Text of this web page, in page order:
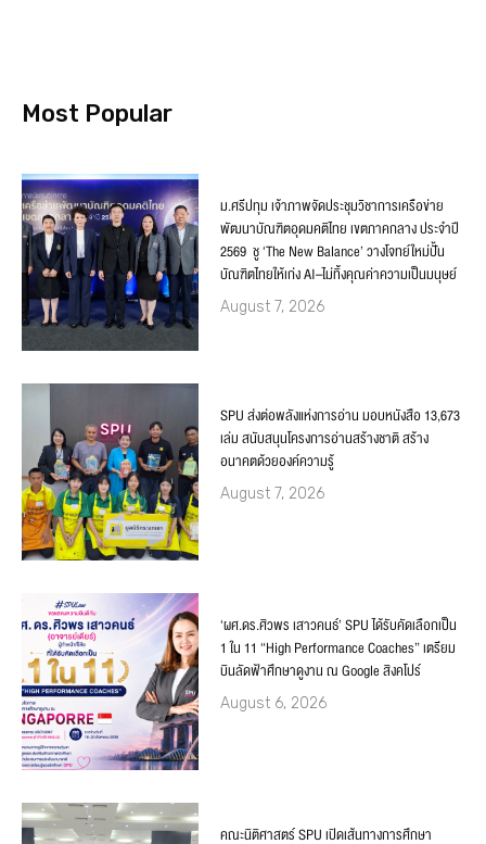
Most Popular
ม.ศรีปทุม เจ้าภาพจัดประชุมวิชาการเครือข่าย
พัฒนาบัณฑิตอุดมคติไทย เขตภาคกลาง ประจำปี
2569 ชู ‘The New Balance’ วางโจทย์ใหม่ปั้น
บัณฑิตไทยให้เก่ง AI–ไม่ทิ้งคุณค่าความเป็นมนุษย์
August 7, 2026
SPU ส่งต่อพลังแห่งการอ่าน มอบหนังสือ 13,673
เล่ม สนับสนุนโครงการอ่านสร้างชาติ สร้าง
อนาคตด้วยองค์ความรู้
August 7, 2026
‘ผศ.ดร.ศิวพร เสาวคนธ์’ SPU ได้รับคัดเลือกเป็น
1 ใน 11 “High Performance Coaches” เตรียม
บินลัดฟ้าศึกษาดูงาน ณ Google สิงคโปร์
August 6, 2026
คณะนิติศาสตร์ SPU เปิดเส้นทางการศึกษา